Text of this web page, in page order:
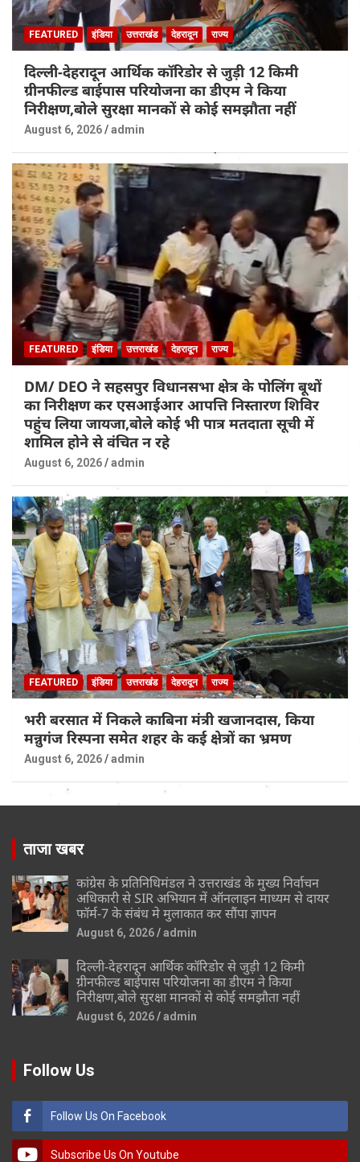
FEATURED इंडिया उत्तराखंड देहरादून राज्य
दिल्ली-देहरादून आर्थिक कॉरिडोर से जुड़ी 12 किमी
ग्रीनफील्ड बाईपास परियोजना का डीएम ने किया
निरीक्षण,बोले सुरक्षा मानकों से कोई समझौता नहीं
August 6, 2026 admin
FEATURED इंडिया उत्तराखंड देहरादून राज्य
DM/ DEO ने सहसपुर विधानसभा क्षेत्र के पोलिंग बूथों
का निरीक्षण कर एसआईआर आपत्ति निस्तारण शिविर
पहुंच लिया जायजा,बोले कोई भी पात्र मतदाता सूची में
शामिल होने से वंचित न रहे
August 6, 2026 admin
FEATURED इंडिया उत्तराखंड देहरादून राज्य
भरी बरसात में निकले काबिना मंत्री खजानदास, किया
मन्नुगंज रिस्पना समेत शहर के कई क्षेत्रों का भ्रमण
August 6, 2026 admin
ताजा खबर
कांग्रेस के प्रतिनिधिमंडल ने उत्तराखंड के मुख्य निर्वाचन
अधिकारी से SIR अभियान में ऑनलाइन माध्यम से दायर
फॉर्म-7 के संबंध मे मुलाकात कर सौंपा ज्ञापन
August 6, 2026 admin
दिल्ली-देहरादून आर्थिक कॉरिडोर से जुड़ी 12 किमी
ग्रीनफील्ड बाईपास परियोजना का डीएम ने किया
निरीक्षण,बोले सुरक्षा मानकों से कोई समझौता नहीं
August 6, 2026 admin
Follow Us
Follow Us On Facebook
Subscribe Us On Youtube